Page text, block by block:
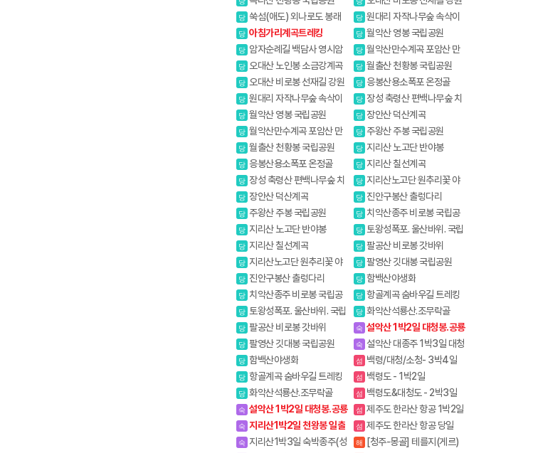
당 쑥섬(애도) 외나로도 봉래
산
당 아침가리계곡트레킹
당 암자순례길 백담사 영시암
오세암 내설악
당 오대산 노인봉 소금강계곡
당 오대산 비로봉 선재길 강원
20대명산
당 원대리 자작나무숲 속삭이
는 자작나무 숲
당 월악산 영봉 국립공원
당 월악산만수계곡 포암산 만
수봉
당 월출산 천황봉 국립공원
당 응봉산용소폭포 온정골
당 장성 축령산 편백나무숲 치
유의길
당 장안산 덕산계곡
당 주왕산 주봉 국립공원
당 지리산 노고단 반야봉
당 지리산 칠선계곡
당 지리산노고단 원추리꽃 야
생화
당 진안구봉산 출렁다리
당 치악산종주 비로봉 국립공
원 강원20대명산
당 토왕성폭포. 울산바위. 국립
공원 스탬프
당 팔공산 비로봉 갓바위
당 팔영산 깃대봉 국립공원
당 함백산야생화
당 항골계곡 숨바우길 트레킹
당 화악산석룡산.조무락골
숙 설악산 1박2일 대청봉.공룡
능선
숙 지리산1박2일 천왕봉 일출
숙 지리산1박3일 숙박종주(성
20대명산
당 원대리 자작나무숲 속삭이
는 자작나무 숲
당 월악산 영봉 국립공원
당 월악산만수계곡 포암산 만
수봉
당 월출산 천황봉 국립공원
당 응봉산용소폭포 온정골
당 장성 축령산 편백나무숲 치
유의길
당 장안산 덕산계곡
당 주왕산 주봉 국립공원
당 지리산 노고단 반야봉
당 지리산 칠선계곡
당 지리산노고단 원추리꽃 야
생화
당 진안구봉산 출렁다리
당 치악산종주 비로봉 국립공
원 강원20대명산
당 토왕성폭포. 울산바위. 국립
공원 스탬프
당 팔공산 비로봉 갓바위
당 팔영산 깃대봉 국립공원
당 함백산야생화
당 항골계곡 숨바우길 트레킹
당 화악산석룡산.조무락골
숙 설악산 1박2일 대청봉.공룡
능선
숙 설악산 대종주 1박3일 대청
봉.공룡능선 서북능선
섬 백령/대청/소청- 3박4일
섬 백령도 - 1박2일
섬 백령도&대청도 - 2박3일
섬 제주도 한라산 항공 1박2일
섬 제주도 한라산 항공 당일
해 [청주-몽골] 테를지(게르)